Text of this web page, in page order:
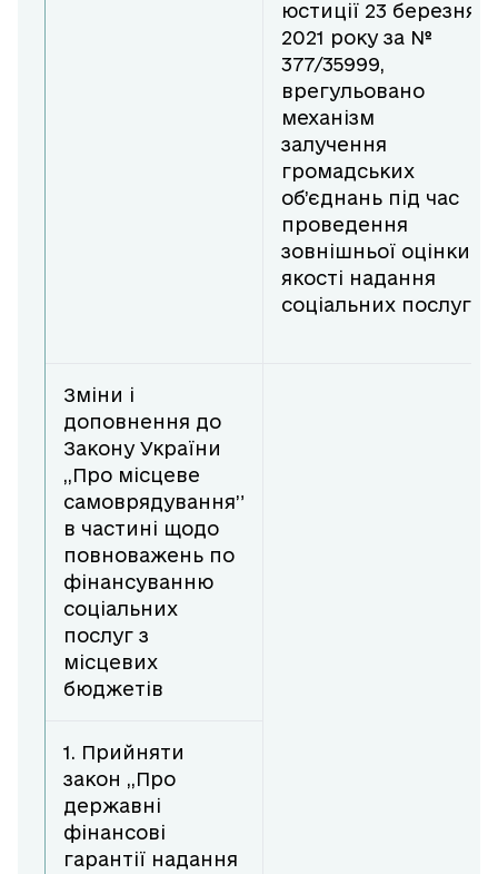
юстиції 23 березня
2021 року за №
377/35999,
врегульовано
механізм
залучення
громадських
об’єднань під час
проведення
зовнішньої оцінки
якості надання
соціальних послуг.
Зміни і
доповнення до
Закону України
,,Про місцеве
самоврядування”
в частині щодо
повноважень по
фінансуванню
соціальних
послуг з
місцевих
бюджетів
1. Прийняти
закон ,,Про
державні
фінансові
гарантії надання